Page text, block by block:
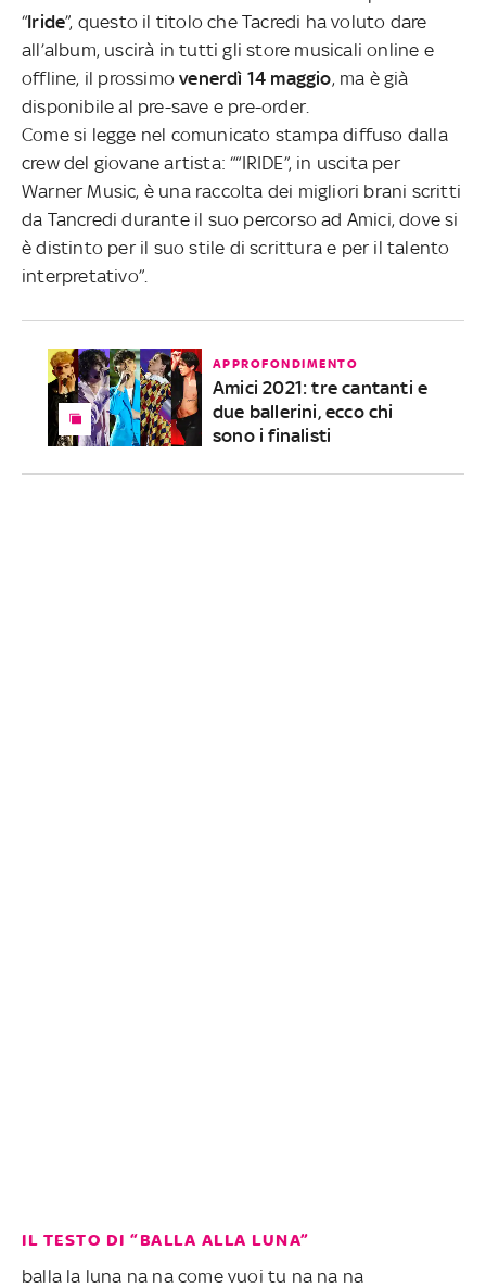
“Iride”, questo il titolo che Tacredi ha voluto dare
all’album, uscirà in tutti gli store musicali online e
offline, il prossimovenerdì 14 maggio, ma è già
disponibile al pre-save e pre-order.
Come si legge nel comunicato stampa diffuso dalla
crew del giovane artista: ““IRIDE”, in uscita per
Warner Music, è una raccolta dei migliori brani scritti
da Tancredi durante il suo percorso ad Amici, dove si
è distinto per il suo stile di scrittura e per il talento
interpretativo”.
APPROFONDIMENTO
Amici 2021: tre cantanti e
due ballerini, ecco chi
sono i finalisti
IL TESTO DI “BALLA ALLA LUNA”
balla la luna na na come vuoi tu na na na